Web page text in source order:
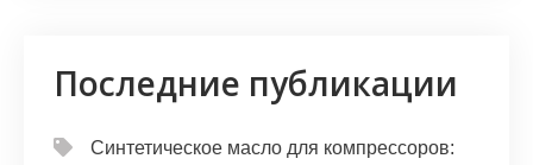
Последние публикации
Синтетическое масло для компрессоров: